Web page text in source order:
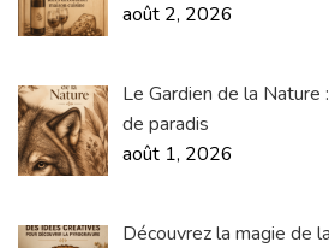
août 2, 2026
Le Gardien de la
de paradis
août 1, 2026
Découvrez la magie de